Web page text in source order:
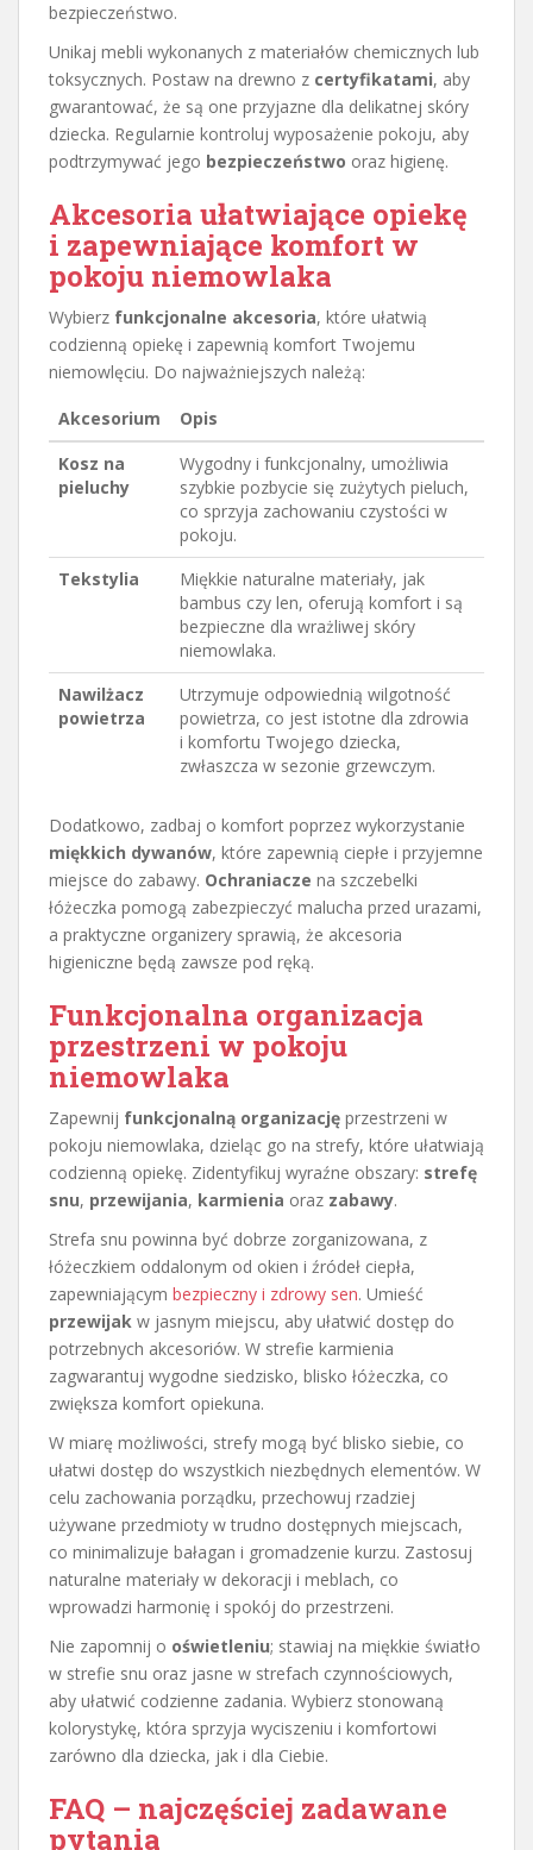
bezpieczeństwo.
Unikaj mebli wykonanych z materiałów chemicznych lub
toksycznych. Postaw na drewno z certyfikatami, aby
gwarantować, że są one przyjazne dla delikatnej skóry
dziecka. Regularnie kontroluj wyposażenie pokoju, aby
podtrzymywać jego bezpieczeństwo oraz higienę.
Akcesoria ułatwiające opiekę
i zapewniające komfort w
pokoju niemowlaka
Wybierz funkcjonalne akcesoria, które ułatwią
codzienną opiekę i zapewnią komfort Twojemu
niemowlęciu. Do najważniejszych należą:
Akcesorium
Opis
Kosz na
pieluchy
Wygodny i funkcjonalny, umożliwia
szybkie pozbycie się zużytych pieluch,
co sprzyja zachowaniu czystości w
pokoju.
Tekstylia
Miękkie naturalne materiały, jak
bambus czy len, oferują komfort i są
bezpieczne dla wrażliwej skóry
niemowlaka.
Nawilżacz
powietrza
Utrzymuje odpowiednią wilgotność
powietrza, co jest istotne dla zdrowia
i komfortu Twojego dziecka,
zwłaszcza w sezonie grzewczym.
Dodatkowo, zadbaj o komfort poprzez wykorzystanie
miękkich dywanów, które zapewnią ciepłe i przyjemne
miejsce do zabawy. Ochraniacze na szczebelki
łóżeczka pomogą zabezpieczyć malucha przed urazami,
a praktyczne organizery sprawią, że akcesoria
higieniczne będą zawsze pod ręką.
Funkcjonalna organizacja
przestrzeni w pokoju
niemowlaka
Zapewnij funkcjonalną organizację przestrzeni w
pokoju niemowlaka, dzieląc go na strefy, które ułatwiają
codzienną opiekę. Zidentyfikuj wyraźne obszary: strefę
snu, przewijania, karmienia oraz zabawy.
Strefa snu powinna być dobrze zorganizowana, z
łóżeczkiem oddalonym od okien i źródeł ciepła,
zapewniającym bezpieczny i zdrowy sen. Umieść
przewijak w jasnym miejscu, aby ułatwić dostęp do
potrzebnych akcesoriów. W strefie karmienia
zagwarantuj wygodne siedzisko, blisko łóżeczka, co
zwiększa komfort opiekuna.
W miarę możliwości, strefy mogą być blisko siebie, co
ułatwi dostęp do wszystkich niezbędnych elementów. W
celu zachowania porządku, przechowuj rzadziej
używane przedmioty w trudno dostępnych miejscach,
co minimalizuje bałagan i gromadzenie kurzu. Zastosuj
naturalne materiały w dekoracji i meblach, co
wprowadzi harmonię i spokój do przestrzeni.
Nie zapomnij o oświetleniu; stawiaj na miękkie światło
w strefie snu oraz jasne w strefach czynnościowych,
aby ułatwić codzienne zadania. Wybierz stonowaną
kolorystykę, która sprzyja wyciszeniu i komfortowi
zarówno dla dziecka, jak i dla Ciebie.
FAQ – najczęściej zadawane
pytania